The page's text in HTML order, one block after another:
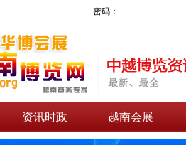
密码：
资讯时政 越南会展